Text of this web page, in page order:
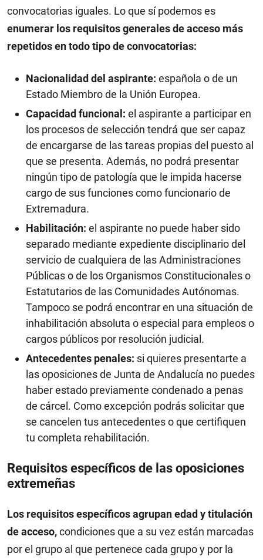
convocatorias iguales. Lo que sí podemos es
enumerar los requisitos generales de acceso más
repetidos en todo tipo de convocatorias:
Nacionalidad del aspirante: española o de un
Estado Miembro de la Unión Europea.
Capacidad funcional: el aspirante a participar en
los procesos de selección tendrá que ser capaz
de encargarse de las tareas propias del puesto al
que se presenta. Además, no podrá presentar
ningún tipo de patología que le impida hacerse
cargo de sus funciones como funcionario de
Extremadura.
Habilitación: el aspirante no puede haber sido
separado mediante expediente disciplinario del
servicio de cualquiera de las Administraciones
Públicas o de los Organismos Constitucionales o
Estatutarios de las Comunidades Autónomas.
Tampoco se podrá encontrar en una situación de
inhabilitación absoluta o especial para empleos o
cargos públicos por resolución judicial.
Antecedentes penales: si quieres presentarte a
las oposiciones de Junta de Andalucía no puedes
haber estado previamente condenado a penas
de cárcel. Como excepción podrás solicitar que
se cancelen tus antecedentes o que certifiquen
tu completa rehabilitación.
Requisitos específicos de las oposiciones
extremeñas
Los requisitos específicos agrupan edad y titulación
de acceso,condiciones que a su vez están marcadas
por el grupo al que pertenece cada grupo y por la